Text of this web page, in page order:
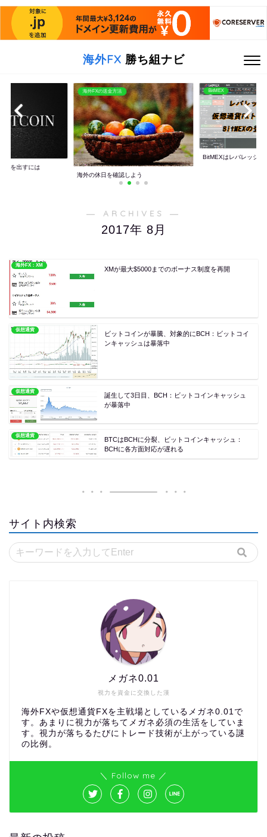
海外FX 勝ち組ナビ
益を出すには
海外FXの送金方法
海外の休日を確認しよう
BitMEX
BitMEXはレバレッジ
― ARCHIVES ―
2017年 8月
海外FX：XM
XMが最大$5000までのボーナス制度を再開
仮想通貨
ビットコインが暴騰、対象的にBCH：ビットコイ
ンキャッシュは暴落中
仮想通貨
誕生して3日目、BCH：ビットコインキャッシュ
が暴落中
仮想通貨
BTCはBCHに分裂、ビットコインキャッシュ：
BCHに各方面対応が遅れる
サイト内検索
視力を資金に交換した漢
メガネ0.01
海外FXや仮想通貨FXを主戦場としているメガネ0.01で
す。あまりに視力が落ちてメガネ必須の生活をしていま
す。視力が落ちるたびにトレード技術が上がっている謎
の比例。
＼ Follow me ／